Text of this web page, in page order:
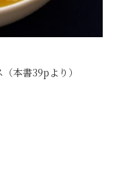
本書39pより）